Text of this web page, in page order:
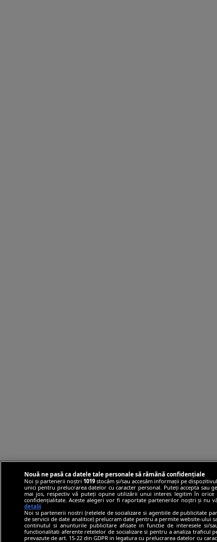
Nouă ne pasă ca datele tale personale să rămână confidențiale
Noi și partenerii noștri 1019stocăm și/sau accesăm informații pe
unici pentru prelucrarea datelor cu caracter personal. Puteți accepta sau
mai jos, respectiv vă puteți opune utilizării unui interes legitim în
confidențialitate. Aceste alegeri vor fi raportate partenerilor noștri și nu
detalii
Noi si partenerii nostri (retelele de socializare si agentiile de publicitate
de servicii de date analitice) prelucram date pentru a permite website-ului
continutul si anunturile publicitare afisate in functie de interesele si/
functionalitati aferente retelelor de socializare si pentru a analiza traficul
prevazute de art. 15-22 din GDPR in legatura cu prelucrarea datelor cu